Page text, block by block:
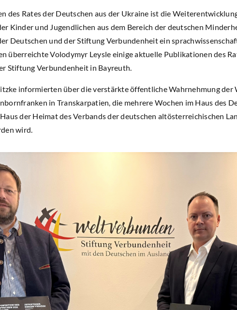
des Rates der Deutschen aus der Ukraine ist die
Kinder und Jugendlichen aus dem Bereich der deutschen
Deutschen und der Stiftung Verbundenheit ein
überreichte Volodymyr Leysle einige aktuelle Publikationen des
Stiftung Verbundenheit in Bayreuth.
informierten über die verstärkte öffentliche Wahrnehmung der
in Transkarpatien, die mehrere Wochen im Haus des
der Heimat des Verbands der deutschen altösterreichischen
wird.